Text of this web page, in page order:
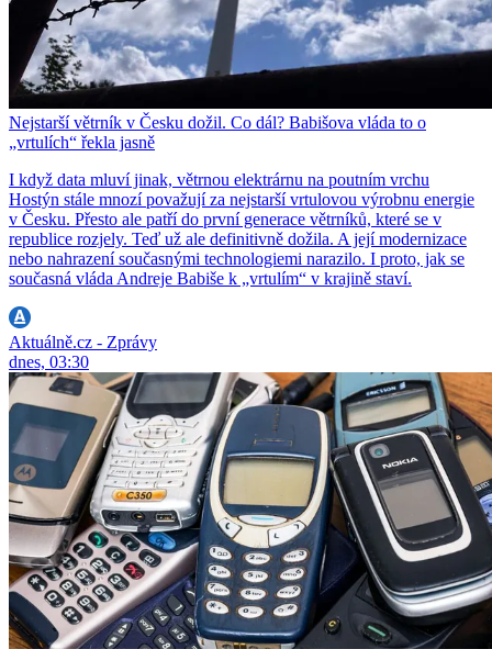
Nejstarší větrník v Česku dožil. Co dál? Babišova vláda to o
„vrtulích“ řekla jasně
I když data mluví jinak, větrnou elektrárnu na poutním vrchu
Hostýn stále mnozí považují za nejstarší vrtulovou výrobnu energie
v Česku. Přesto ale patří do první generace větrníků, které se v
republice rozjely. Teď už ale definitivně dožila. A její modernizace
nebo nahrazení současnými technologiemi narazilo. I proto, jak se
současná vláda Andreje Babiše k „vrtulím“ v krajině staví.
Aktuálně.cz - Zprávy
dnes, 03:30